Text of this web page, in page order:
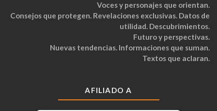
Voces y personajes que orientan.
Consejos que protegen. Revelaciones exclusivas. Datos de
utilidad. Descubrimientos.
Futuro y perspectivas.
Nuevas tendencias. Informaciones que suman.
Textos que aclaran.
AFILIADO A